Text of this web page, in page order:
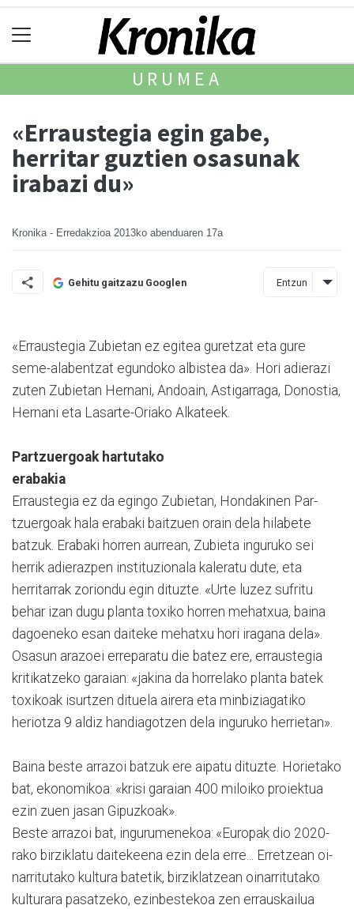
URUMEA
«Erraustegia egin gabe,
herritar guztien osasunak
irabazi du»
Kronika - Erredakzioa 2013ko abenduaren 17a
Gehitu gaitzazu Googlen Entzun
«Erraustegia Zubietan ez egitea guretzat eta gure
seme-alabentzat egundoko albistea da». Hori adierazi
zuten Zu­bietan Hernani, An­doain, As­ti­garraga, Donos­tia,
Her­nani eta Lasarte-Oria­ko Alka­teek.
Partzuergoak hartutako
erabakia
Erraustegia ez da egingo Zu­bietan, Hon­dakinen Par­
tzuer­­goak hala erabaki baitzuen orain dela hilabete
batzuk. Era­­baki horren aurrean, Zu­bieta inguruko sei
herrik adie­razpen instituzionala ka­­leratu dute, eta
herritarrak zoriondu egin dituzte. «Urte luzez sufritu
behar izan dugu planta toxiko horren mehatxua, baina
dagoeneko esan daiteke mehatxu hori iragana dela».
Osasun arazoei erreparatu die batez ere, erraustegia
kritikatzeko garaian: «jakina da horrelako planta batek
to­xikoak isurtzen dituela airera eta minbiziagatiko
heriotza 9 aldiz handiagotzen dela in­gu­ruko herrietan».
Baina beste arrazoi batzuk ere aipatu dituzte. Horietako
bat, ekonomikoa: «krisi ga­raian 400 miloiko proiektua
ezin zuen jasan Gipuzkoak».
Beste arrazoi bat, inguru­menekoa: «Europak dio 2020­
rako birziklatu daitekeena ezin dela erre... Erretzean oi­
na­rritutako kultura batetik, bir­ziklatzean oinarritutako
kulturara pasatzeko, ezinbes­tekoa zen errauskailua